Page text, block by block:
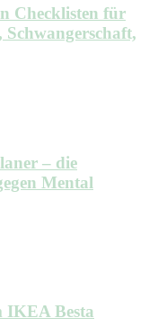
Checklisten für
– die
Mental
IKEA Besta